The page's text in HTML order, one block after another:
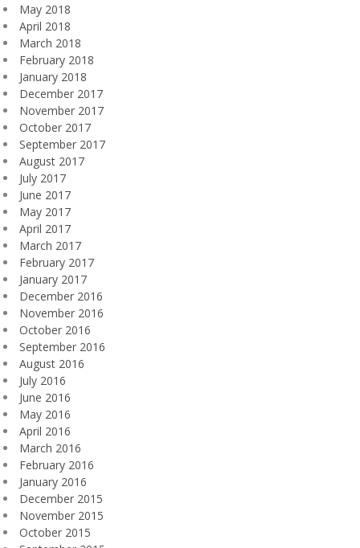
May 2018
April 2018
March 2018
February 2018
January 2018
December 2017
November 2017
October 2017
September 2017
August 2017
July 2017
June 2017
May 2017
April 2017
March 2017
February 2017
January 2017
December 2016
November 2016
October 2016
September 2016
August 2016
July 2016
June 2016
May 2016
April 2016
March 2016
February 2016
January 2016
December 2015
November 2015
October 2015